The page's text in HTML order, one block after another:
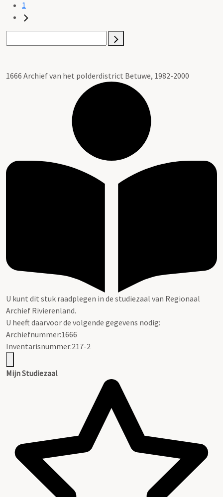
1
1666 Archief van het polderdistrict Betuwe, 1982-2000
U kunt dit stuk raadplegen in de studiezaal van Regionaal
Archief Rivierenland.
U heeft daarvoor de volgende gegevens nodig:
Archiefnummer:1666
Inventarisnummer:217-2
Mijn Studiezaal